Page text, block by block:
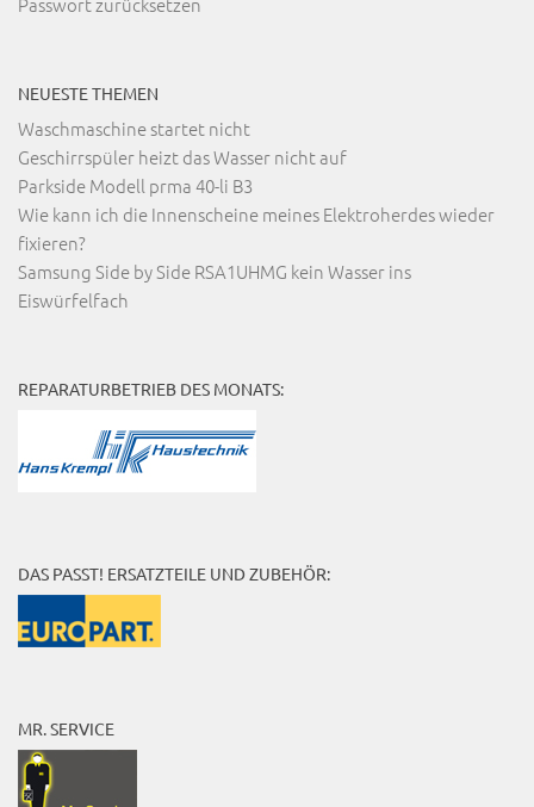
NEUESTE THEMEN
Waschmaschine startet nicht
Geschirrspüler heizt das Wasser nicht auf
Parkside Modell prma 40-li B3
Wie kann ich die Innenscheine meines Elektroherdes wieder
fixieren?
Samsung Side by Side RSA1UHMG kein Wasser ins
Eiswürfelfach
REPARATURBETRIEB DES MONATS:
DAS PASST! ERSATZTEILE UND ZUBEHÖR:
MR. SERVICE